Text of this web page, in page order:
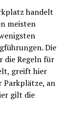
handelt
meisten
Die
die Regeln für
greift hier
Parkplätze, an
gilt die